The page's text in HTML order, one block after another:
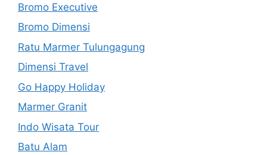
Bromo Executive
Bromo Dimensi
Ratu Marmer Tulungagung
Dimensi Travel
Go Happy Holiday
Marmer Granit
Indo Wisata Tour
Batu Alam